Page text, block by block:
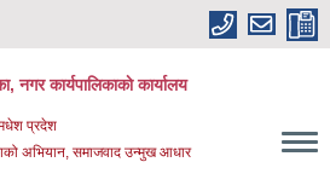
नगर कार्यपालिकाकाे कार्यालय
प्रदेश
अभियान, समाजवाद उन्मुख आधार